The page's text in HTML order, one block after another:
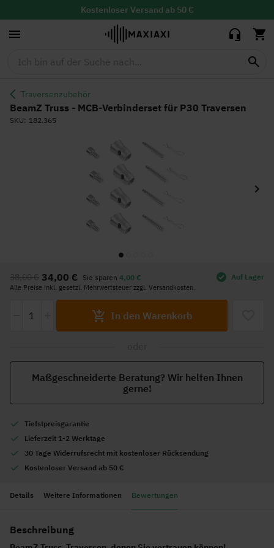
Kostenloser Versand ab 50 €
30 Tage Widerrufsrecht mit
Lieferzeit: 1-2 Werktage
Traversenzubehör
P30 Traversen
BeamZ Truss - MCB-Verbinderset für P30 Traversen
SKU 182.365
34,00 €
38,00 € Sie sparen 4,00 €
Alle Preise inkl. gesetzl. Mehrwertsteuer zzgl. Versandkosten.
In den Warenkorb
Auf Lager
Maßgeschneiderte Beratung? Wir helfen Ihnen
gerne!
Tiefstpreisgarantie
Lieferzeit 1-2 Werktage
30 Tage Widerrufsrecht mit kostenloser Rücksendung
Kostenloser Versand ab 50 €
der
Bildgalerie
Details Weitere Informationen Bewertungen
Beschreibung